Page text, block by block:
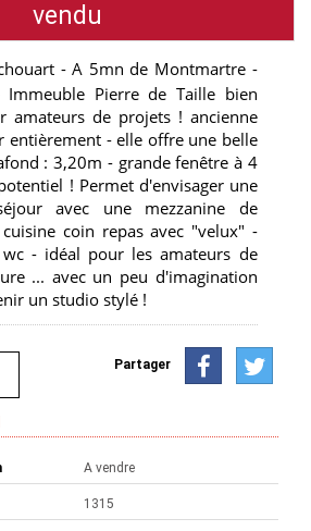
vendu
- A 5mn de Montmartre -
Pierre de Taille bien
amateurs de projets ! ancienne
entièrement - elle offre une belle
: 3,20m - grande fenêtre à 4
! Permet d'envisager une
avec une mezzanine de
coin repas avec "velux" -
- idéal pour les amateurs de
... avec un peu d'imagination
un studio stylé !
Partager
A vendre
1315